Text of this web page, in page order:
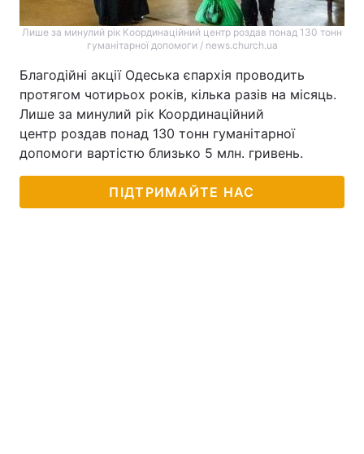
Лише за минулий рік Координаційний центр роздав понад 130 тонн
гуманітарної допомоги / news.church.ua
Благодійні акції Одеська єпархія проводить
протягом чотирьох років, кілька разів на місяць.
Лише за минулий рік Координаційний
центр роздав понад 130 тонн гуманітарної
допомоги вартістю близько 5 млн. гривень.
ПІДТРИМАЙТЕ НАС